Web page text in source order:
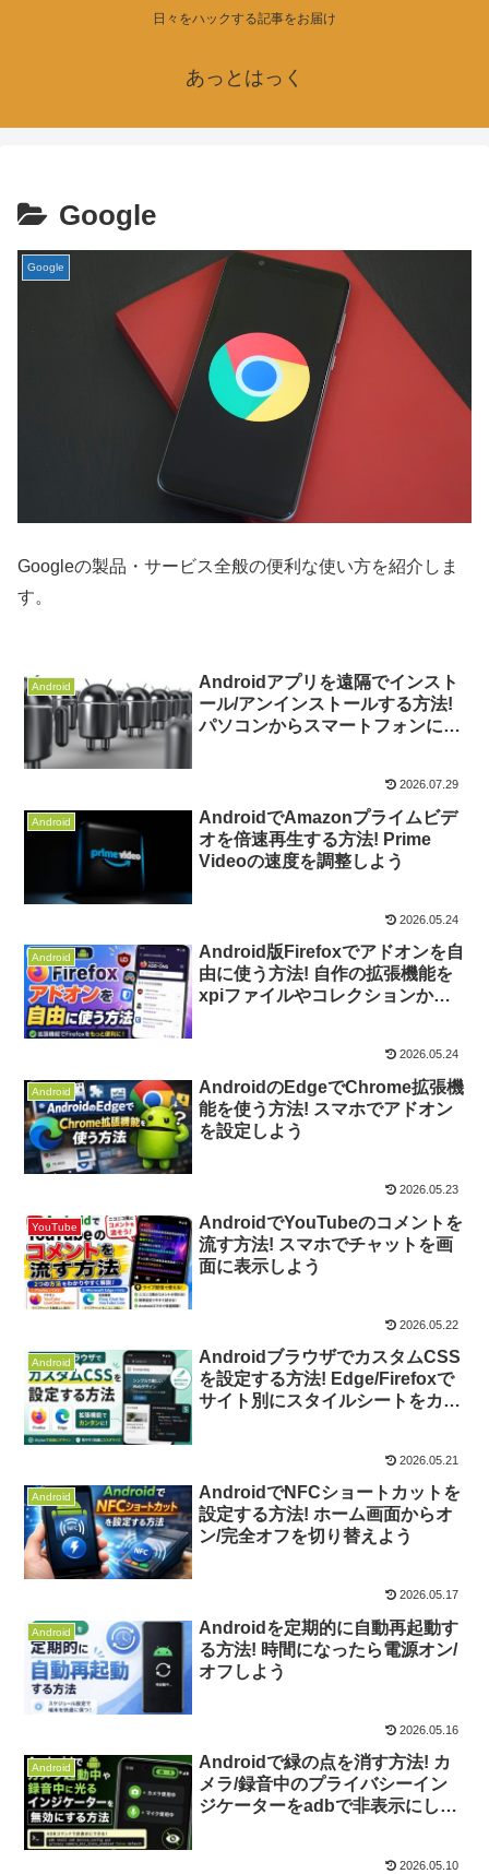
日々をハックする記事をお届け
あっとはっく
Google
Google
Googleの製品・サービス全般の便利な使い方を紹介しま
す。
Android
Androidアプリを遠隔でインスト
ール/アンインストールする方法!
パソコンからスマートフォンに導
2026.07.29
Android
AndroidでAmazonプライムビデ
オを倍速再生する方法! Prime
Videoの速度を調整しよう
2026.05.24
Android
Android版Firefoxでアドオンを自
由に使う方法! 自作の拡張機能を
xpiファイルやコレクションから
2026.05.24
Android
AndroidのEdgeでChrome拡張機
能を使う方法! スマホでアドオン
を設定しよう
2026.05.23
YouTube
AndroidでYouTubeのコメントを
流す方法! スマホでチャットを画
面に表示しよう
2026.05.22
Android
AndroidブラウザでカスタムCSS
を設定する方法! Edge/Firefoxで
サイト別にスタイルシートをカス
2026.05.21
Android
AndroidでNFCショートカットを
設定する方法! ホーム画面からオ
ン/完全オフを切り替えよう
2026.05.17
Android
Androidを定期的に自動再起動す
る方法! 時間になったら電源オン/
オフしよう
2026.05.16
Android
Androidで緑の点を消す方法! カ
メラ/録音中のプライバシーイン
ジケーターをadbで非表示にしよ
2026.05.10